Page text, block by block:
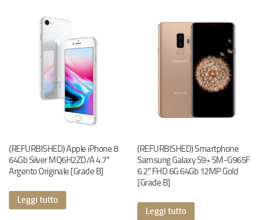
(REFURBISHED) Apple iPhone 8
64Gb Silver MQ6H2ZD/A 4.7″
Argento Originale [Grade B]
Leggi tutto
(REFURBISHED) Smartphone
Samsung Galaxy S9+ SM-G965F
6.2″ FHD 6G 64Gb 12MP Gold
[Grade B]
Leggi tutto